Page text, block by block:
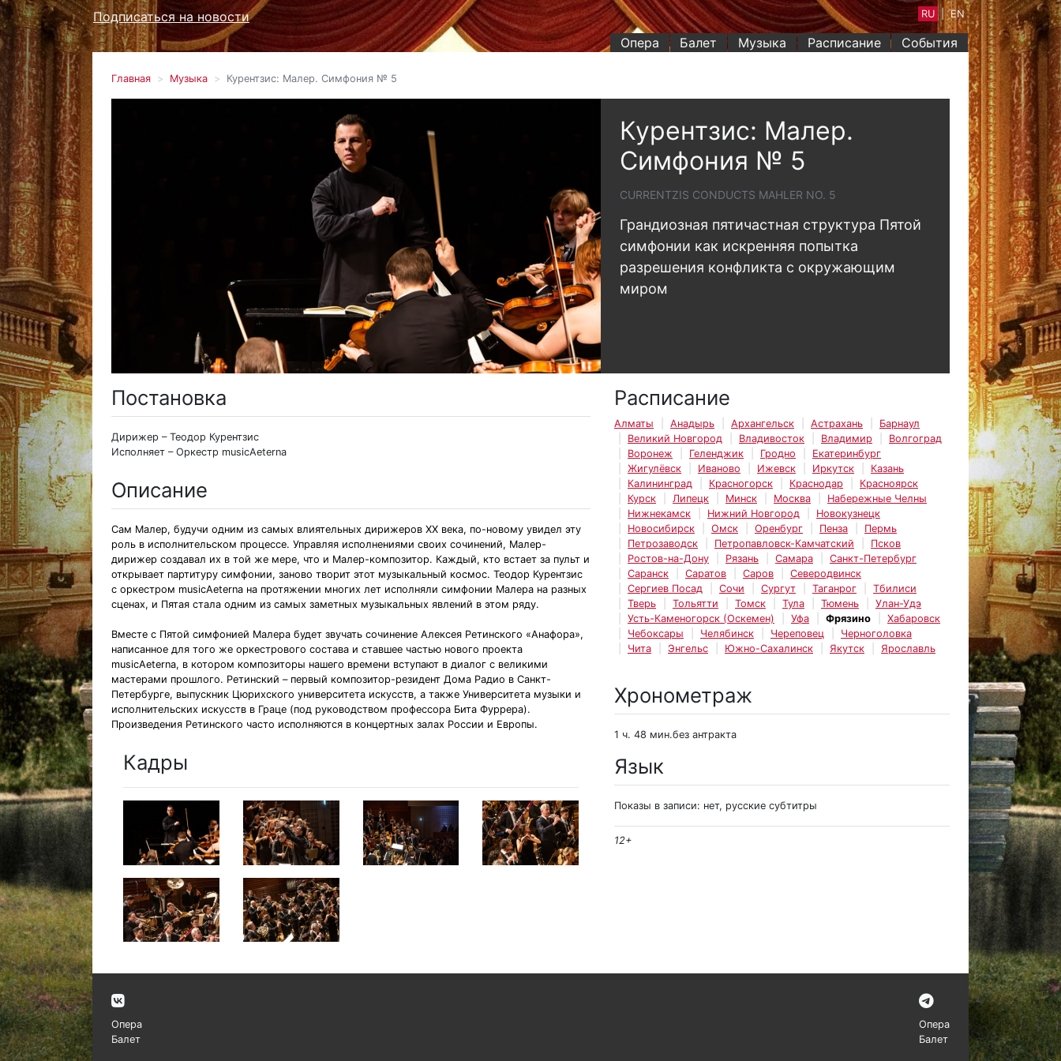
Опера Балет Музыка Расписание События
Подписаться на новости RU EN
Главная Музыка Курентзис: Малер. Симфония № 5
Курентзис: Малер.
Симфония № 5
CURRENTZIS CONDUCTS MAHLER NO. 5
Грандиозная пятичастная структура Пятой
симфонии как искренняя попытка
разрешения конфликта с окружающим
миром
Постановка
Дирижер – Теодор Курентзис
Исполняет – Оркестр musicAeterna
Описание
Сам Малер, будучи одним из самых влиятельных дирижеров XX века, по-новому увидел эту
роль в исполнительском процессе. Управляя исполнениями своих сочинений, Малер-
дирижер создавал их в той же мере, что и Малер-композитор. Каждый, кто встает за пульт и
открывает партитуру симфонии, заново творит этот музыкальный космос. Теодор Курентзис
с оркестром musicAeterna на протяжении многих лет исполняли симфонии Малера на разных
сценах, и Пятая стала одним из самых заметных музыкальных явлений в этом ряду.
Вместе с Пятой симфонией Малера будет звучать сочинение Алексея Ретинского «Анафора»,
написанное для того же оркестрового состава и ставшее частью нового проекта
musicAeterna, в котором композиторы нашего времени вступают в диалог с великими
мастерами прошлого. Ретинский – первый композитор-резидент Дома Радио в Санкт-
Петербурге, выпускник Цюрихского университета искусств, а также Университета музыки и
исполнительских искусств в Граце (под руководством профессора Бита Фуррера).
Произведения Ретинского часто исполняются в концертных залах России и Европы.
Кадры
Расписание
Алматы Анадырь Архангельск Астрахань
Барнаул
Великий Новгород
Владивосток Владимир
Волгоград
Воронеж
Геленджик Гродно
Екатеринбург
Жигулёвск
Иваново Ижевск Иркутск
Казань
Калининград
Красногорск Краснодар
Красноярск
Курск
Липецк Минск Москва
Набережные Челны
Нижнекамск
Нижний Новгород
Новокузнецк
Новосибирск
Омск Оренбург Пенза
Пермь
Петрозаводск
Петропавловск-Камчатский
Псков
Ростов-на-Дону
Рязань Самара
Санкт-Петербург
Саранск
Саратов Саров
Северодвинск
Сергиев Посад
Сочи Сургут Таганрог
Тбилиси
Тверь
Тольятти Томск Тула Тюмень
Улан-Удэ
Усть-Каменогорск (Оскемен)
Уфа Фрязино
Хабаровск
Чебоксары
Челябинск Череповец
Черноголовка
Чита
Энгельс Южно-Сахалинск Якутск Ярославль
Хронометраж
1 ч. 48 мин.без антракта
Язык
Показы в записи: нет, русские субтитры
12+
Опера
Балет
Опера
Балет